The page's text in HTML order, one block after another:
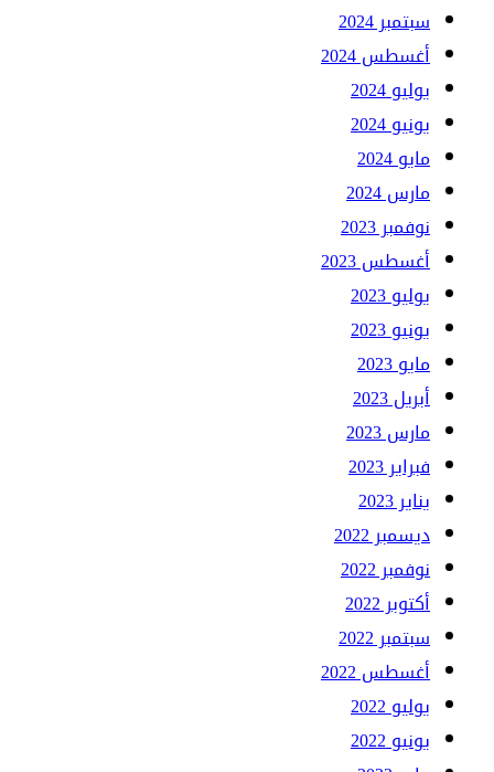
سبتمبر 2024
أغسطس 2024
يوليو 2024
يونيو 2024
مايو 2024
مارس 2024
نوفمبر 2023
أغسطس 2023
يوليو 2023
يونيو 2023
مايو 2023
أبريل 2023
مارس 2023
فبراير 2023
يناير 2023
ديسمبر 2022
نوفمبر 2022
أكتوبر 2022
سبتمبر 2022
أغسطس 2022
يوليو 2022
يونيو 2022